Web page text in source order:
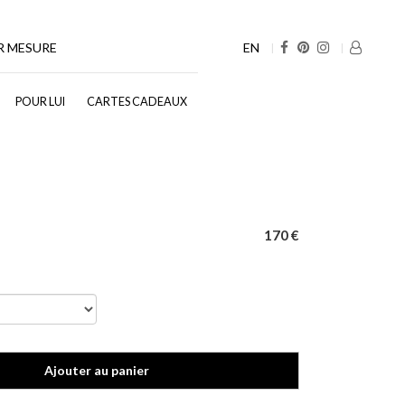
EN
MESURE
POUR LUI CARTES CADEAUX
170 €
Ajouter au panier